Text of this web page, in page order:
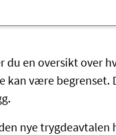
du en oversikt over
kan være begrenset.
nye trygdeavtalen